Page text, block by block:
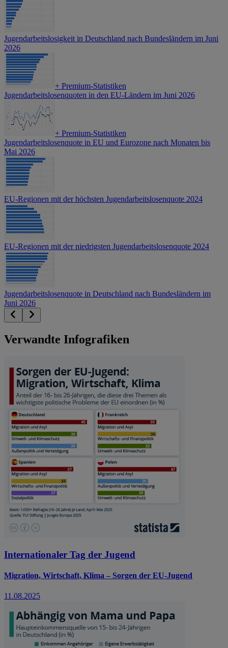
Jugendarbeitslosigkeit in Deutschland nach Bundesländern im Juni
2026
+ Premium-Statistiken
Jugendarbeitslosenquoten in den EU-Ländern im Juni 2026
+ Premium-Statistiken
Jugendarbeitslosenquote in EU und Eurozone nach Monaten bis
Mai 2026
EU-Regionen mit der höchsten Jugendarbeitslosenquote 2024
EU-Regionen mit der niedrigsten Jugendarbeitslosenquote 2024
Jugendarbeitslosenquote in Deutschland nach Bundesländern im
Juni 2026
Verwandte Infografiken
Internationaler Tag der Jugend
Migration, Wirtschaft, Klima – Sorgen der EU-Jugend
11.08.2025